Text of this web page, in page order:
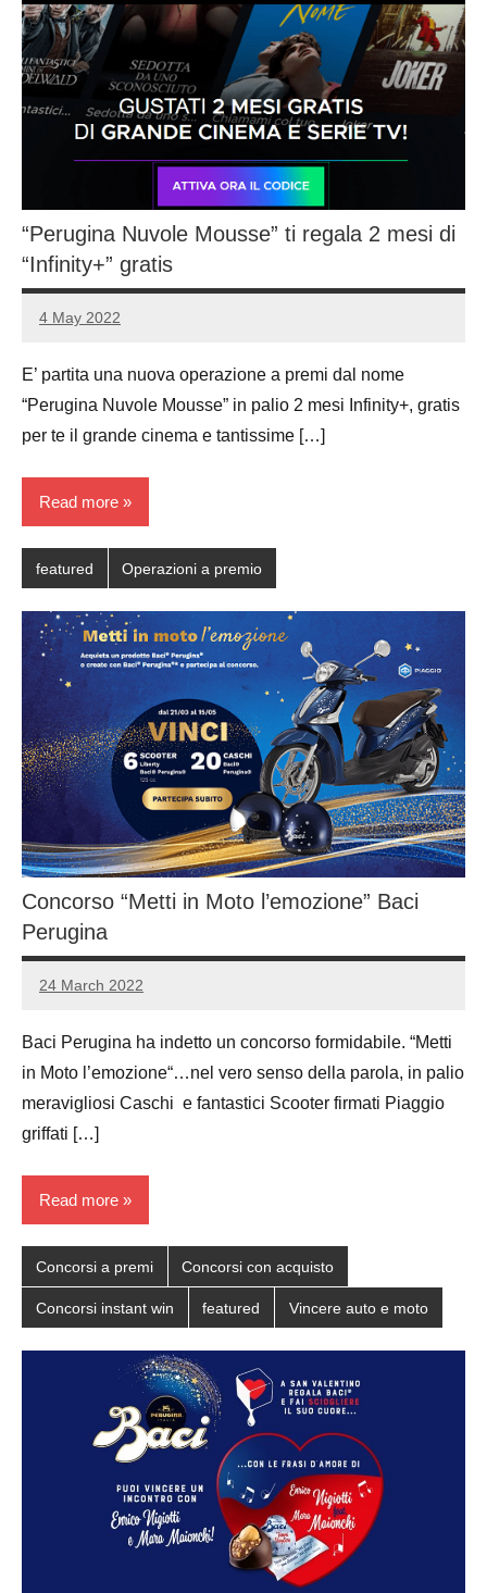
“Perugina Nuvole Mousse” ti regala 2 mesi di
“Infinity+” gratis
4 May 2022
Luca
No
E’ partita una nuova operazione a premi dal nome
“Perugina Nuvole Mousse” in palio 2 mesi Infinity+, gratis
per te il grande cinema e tantissime […]
Read more
featured Operazioni a premio
Concorso “Metti in Moto l’emozione” Baci
Perugina
24 March 2022
Luca
No
Baci Perugina ha indetto un concorso formidabile. “Metti
in Moto l’emozione“…nel vero senso della parola, in palio
meravigliosi Caschi e fantastici Scooter firmati Piaggio
griffati […]
Read more
Concorsi a premi Concorsi con acquisto
Concorsi instant win featured Vincere auto e moto